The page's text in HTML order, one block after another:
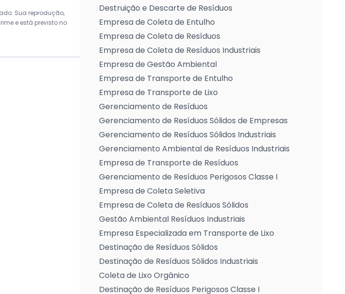
Sua reprodução,
e está previsto no
Destruição e Descarte de Resíduos
Empresa de Coleta de Entulho
Empresa de Coleta de Resíduos
Empresa de Coleta de Resíduos Industriais
Empresa de Gestão Ambiental
Empresa de Transporte de Entulho
Empresa de Transporte de Lixo
Gerenciamento de Resíduos
Gerenciamento de Resíduos Sólidos de Empresas
Gerenciamento de Resíduos Sólidos Industriais
Gerenciamento Ambiental de Resíduos Industriais
Empresa de Transporte de Resíduos
Gerenciamento de Resíduos Perigosos Classe I
Empresa de Coleta Seletiva
Empresa de Coleta de Resíduos Sólidos
Gestão Ambiental Resíduos Industriais
Empresa Especializada em Transporte de Lixo
Destinação de Resíduos Sólidos
Destinação de Resíduos Sólidos Industriais
Coleta de Lixo Orgânico
Destinação de Resíduos Perigosos Classe I